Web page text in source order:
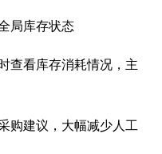
局库存状态
查看库存消耗情况，主
购建议，大幅减少人工